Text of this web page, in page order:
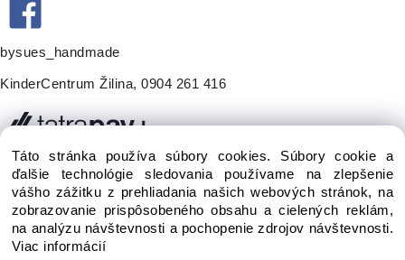
bysues_handmade
KinderCentrum Žilina, 0904 261 416
Táto stránka používa súbory cookies. Súbory cookie a
ďalšie technológie sledovania používame na zlepšenie
vášho zážitku z prehliadania našich webových stránok, na
zobrazovanie prispôsobeného obsahu a cielených reklám,
na analýzu návštevnosti a pochopenie zdrojov návštevnosti.
Viac informácií